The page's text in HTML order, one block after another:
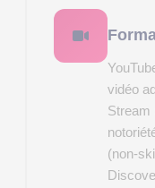
vidéo
Stream
(non-